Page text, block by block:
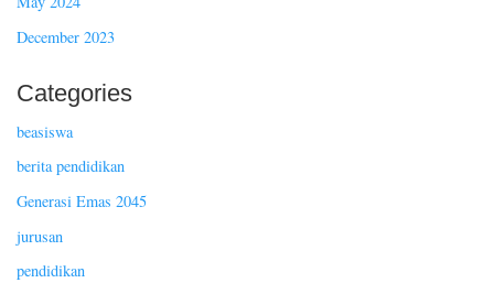
December 2023
Categories
beasiswa
berita pendidikan
Generasi Emas 2045
jurusan
pendidikan